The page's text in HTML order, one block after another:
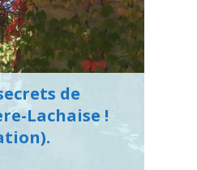
de
Lachaise !